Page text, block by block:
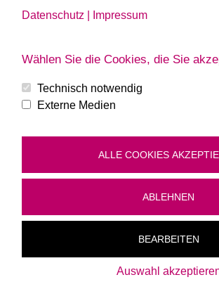
Datenschutz Impressum
Wählen Sie die Cookies, die Sie
Technisch notwendig
Externe Medien
ALLE COOKIES
ABLEHNEN
BEARBEITEN
Auswahl